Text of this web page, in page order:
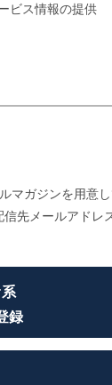
ビス情報の提供
マガジンを用意
先メールアドレ
録